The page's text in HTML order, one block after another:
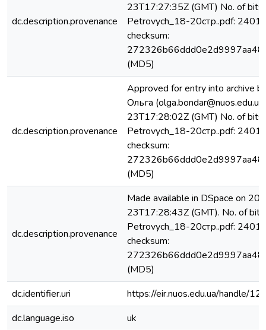
dc.description.provenance
23T17:27:35Z (GMT) No. of
Petrovych_18-20стр..pdf:
checksum:
(MD5)
dc.description.provenance
Approved for entry into archive
Ольга
23T17:28:02Z (GMT) No. of
Petrovych_18-20стр..pdf:
checksum:
(MD5)
dc.description.provenance
Made available in DSpace on
23T17:28:43Z (GMT). No. of
Petrovych_18-20стр..pdf:
checksum:
(MD5)
dc.identifier.uri
https://eir.nuos.edu.ua/handle/
dc.language.iso
uk